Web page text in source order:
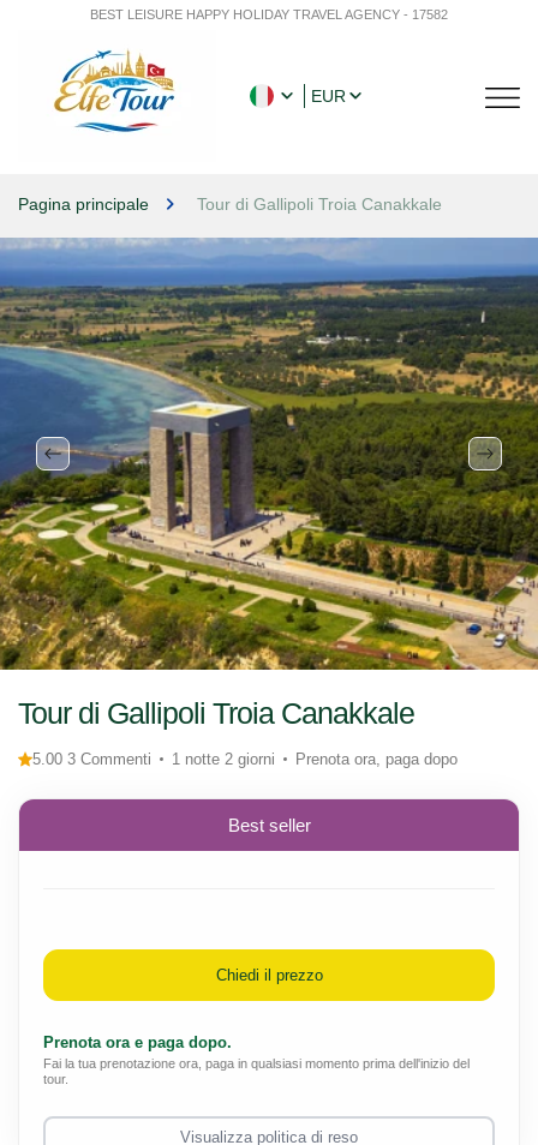
BEST LEISURE HAPPY HOLIDAY TRAVEL AGENCY - 17582
EUR
Pagina principale Tour di Gallipoli Troia Canakkale
Tour di Gallipoli Troia Canakkale
5.00 3 Commenti 1 notte 2 giorni Prenota ora, paga dopo
Best seller
Chiedi il prezzo
Prenota ora e paga dopo.
Fai la tua prenotazione ora, paga in qualsiasi momento prima dell'inizio del
tour.
Visualizza politica di reso